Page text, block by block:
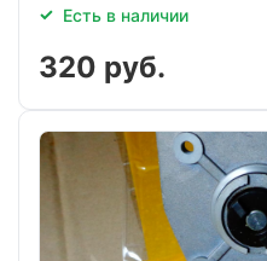
Есть в наличии
320 руб.